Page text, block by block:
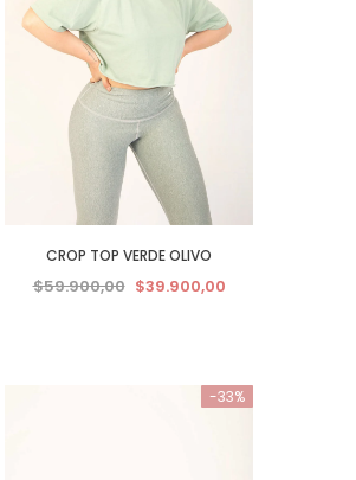
CROP TOP VERDE OLIVO
$59.900,00 $39.900,00
-33%